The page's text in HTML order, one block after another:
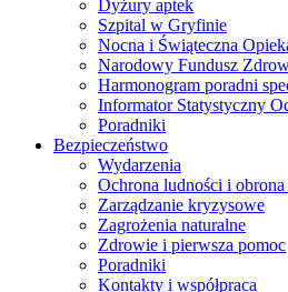
Dyżury aptek
Szpital w Gryfinie
Nocna i Świąteczna
Narodowy Fundusz
Harmonogram poradni
Informator Statystyczny
Poradniki
Bezpieczeństwo
Wydarzenia
Ochrona ludności i
Zarządzanie kryzysowe
Zagrożenia naturalne
Zdrowie i pierwsza pomoc
Poradniki
Kontakty i współpraca